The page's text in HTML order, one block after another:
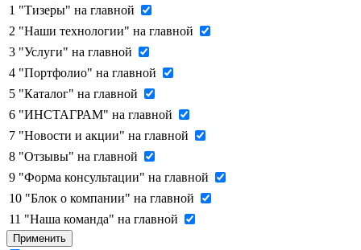
1 "Тизеры" на главной
2 "Наши технологии" на главной
3 "Услуги" на главной
4 "Портфолио" на главной
5 "Каталог" на главной
6 "ИНСТАГРАМ" на главной
7 "Новости и акции" на главной
8 "Отзывы" на главной
9 "Форма консультации" на главной
10 "Блок о компании" на главной
11 "Наша команда" на главной
Применить